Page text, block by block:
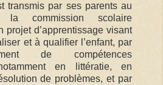
transmis par ses parents au
commission scolaire
projet d’apprentissage visant
et à qualifier l’enfant, par
de compétences
en littératie, en
de problèmes, et par